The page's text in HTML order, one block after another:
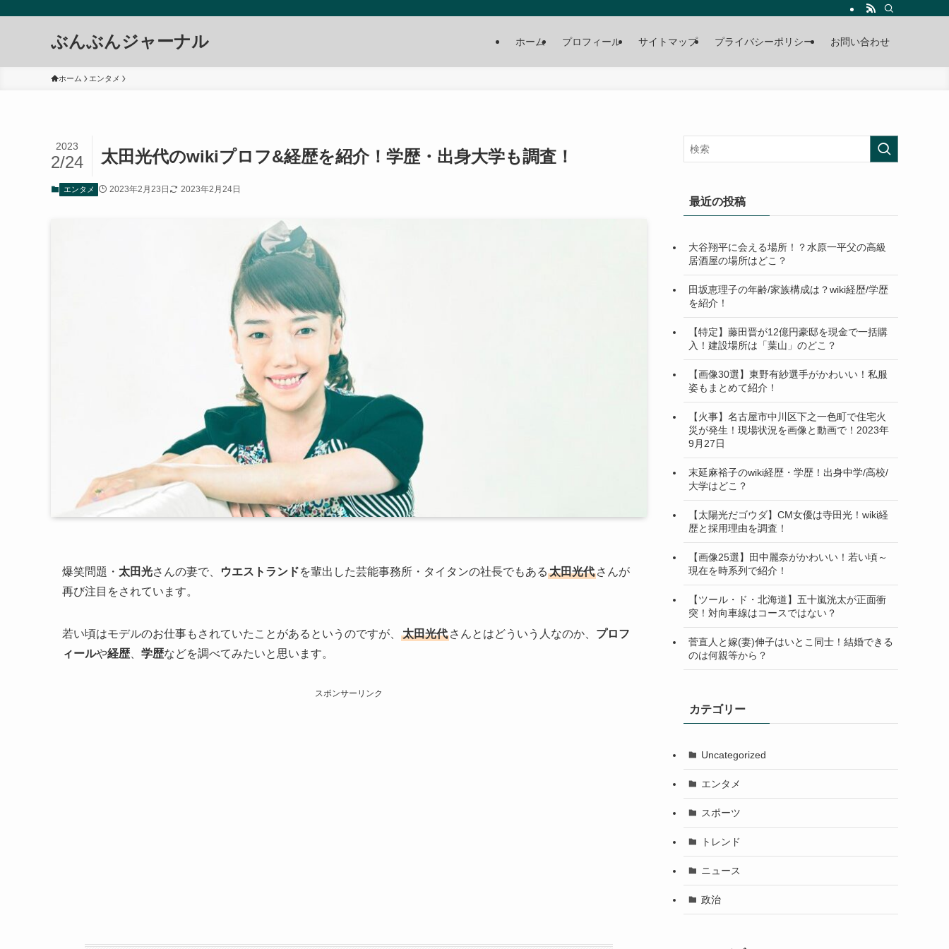
ぶんぶんジャーナル ホーム プロフィール サイトマップ プライバシーポリシー お問い合わせ
ホーム エンタメ
太田光代のwikiプロフ&経歴を紹介！学歴・出身大学も調査！
2023
2/24
エンタメ 2023年2月23日 2023年2月24日
爆笑問題・ 太田光さんの妻で、 ウエストランドを輩出した芸能事務所・タイタンの社長でもある 太田光代 さんが
再び注目をされています。
若い頃はモデルのお仕事もされていたことがあるというのですが、 太田光代 さんとはどういう人なのか、 プロフ
ィールや経歴 学歴などを調べてみたいと思います。
スポンサーリンク
最近の投稿
大谷翔平に会える場所！？水原一平父の高級
居酒屋の場所はどこ？
田坂恵理子の年齢/家族構成は？wiki経歴/学歴
を紹介！
【特定】藤田晋が12億円豪邸を現金で一括購
入！建設場所は「葉山」のどこ？
【画像30選】東野有紗選手がかわいい！私服
姿もまとめて紹介！
【火事】名古屋市中川区下之一色町で住宅火
災が発生！現場状況を画像と動画で！2023年
9月27日
末延麻裕子のwiki経歴・学歴！出身中学/高校/
大学はどこ？
【太陽光だゴウダ】CM女優は寺田光！wiki経
歴と採用理由を調査！
【画像25選】田中麗奈がかわいい！若い頃～
現在を時系列で紹介！
【ツール・ド・北海道】五十嵐洸太が正面衝
突！対向車線はコースではない？
菅直人と嫁(妻)伸子はいとこ同士！結婚できる
のは何親等から？
カテゴリー
Uncategorized
エンタメ
スポーツ
トレンド
ニュース
政治